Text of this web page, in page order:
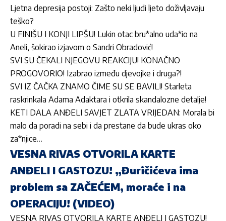
Ljetna depresija postoji: Zašto neki ljudi ljeto doživljavaju
teško?
U FINIŠU I KONJI LIPŠU! Lukin otac bru*alno uda*io na
Aneli, šokirao izjavom o Sandri Obradović!
SVI SU ČEKALI NJEGOVU REAKCIJU! KONAČNO
PROGOVORIO! Izabrao između djevojke i druga?!
SVI IZ ČAČKA ZNAMO ČIME SU SE BAVILI! Starleta
raskrinkala Adama Adaktara i otkrila skandalozne detalje!
KETI DALA ANĐELI SAVJET ZLATA VRIJEDAN: Morala bi
malo da poradi na sebi i da prestane da bude ukras oko
za*njice…
VESNA RIVAS OTVORILA KARTE
ANĐELI I GASTOZU! „Đuričićeva ima
problem sa ZAČEĆEM, moraće i na
OPERACIJU! (VIDEO)
VESNA RIVAS OTVORILA KARTE ANĐELI I GASTOZU!